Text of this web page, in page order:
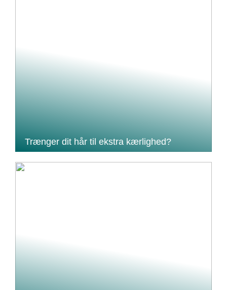
Trænger dit hår til ekstra kærlighed?